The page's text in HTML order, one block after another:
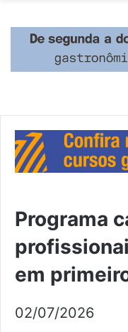
Programa
em
02/07/2026